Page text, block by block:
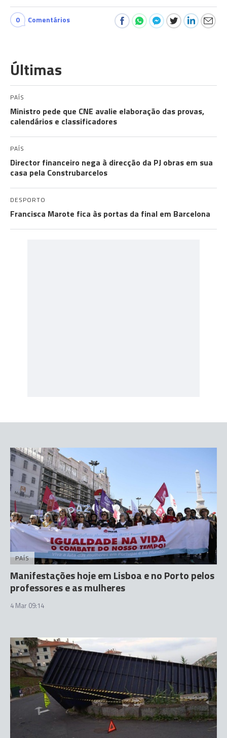
0 Comentários
Últimas
PAÍS
Ministro pede que CNE avalie elaboração das provas,
calendários e classificadores
PAÍS
Director financeiro nega à direcção da PJ obras em sua
casa pela Construbarcelos
DESPORTO
Francisca Marote fica às portas da final em Barcelona
PAÍS
Manifestações hoje em Lisboa e no Porto pelos
professores e as mulheres
4 Mar 09:14